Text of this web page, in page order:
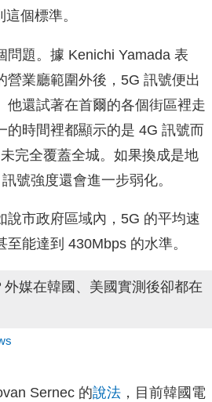
個標準。
問題。據 Kenichi Yamada 表
營業廳範圍外後，5G 訊號便出
他還試著在首爾的各個街區裡走
的時間裡都顯示的是 4G 訊號而
完全覆蓋全城。如果換成是地
號強度還會進一步弱化。
說市政府區域內，5G 的平均速
能達到 430Mbps 的水準。
Sernec 的說法 ，目前韓國電